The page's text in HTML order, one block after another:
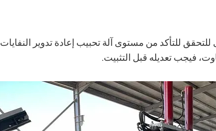
للتأكد من مستوى آلة تحبيب إعادة تدوير النفايات
فيجب تعديله قبل التثبيت.